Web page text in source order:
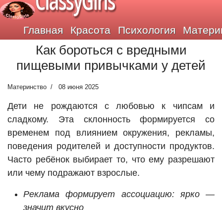
Главная Красота Психология
Как бороться с вредными
пищевыми привычками у детей
Материнство 08 июня 2025
Дети не рождаются с любовью к чипсам и
сладкому. Эта склонность формируется со
временем под влиянием окружения, рекламы,
поведения родителей и доступности продуктов.
Часто ребёнок выбирает то, что ему разрешают
или чему подражают взрослые.
Реклама формирует ассоциацию: ярко —
значит вкусно